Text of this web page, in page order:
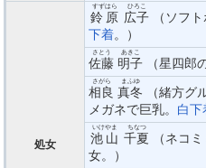
処女
鈴原
すずはら
広子
ひろこ
（ソフ
下着。）
佐藤
さとう
明子
あきこ
（星四郎
相良
さがら
真冬
まふゆ
（緒方グ
メガネで巨乳。 白下
池山
いけやま
千夏
ちなつ
（ネコ
女。）